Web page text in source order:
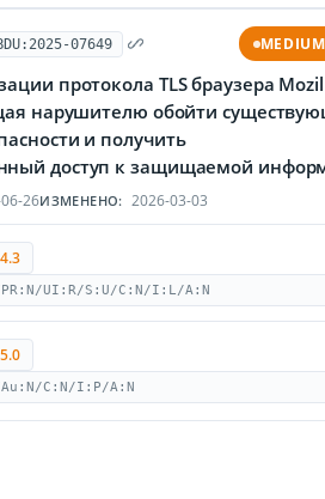
07649 MEDIUM
протокола TLS браузера
нарушителю обойти
и получить
доступ к защищаемой
26ИЗМЕНЕНО: 2026-03-03
PR:N/UI:R/S:U/C:N/I:L/A:N
Au:N/C:N/I:P/A:N